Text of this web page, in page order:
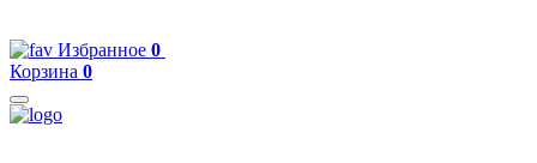
Избранное 0
Корзина 0